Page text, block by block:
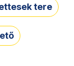
tere